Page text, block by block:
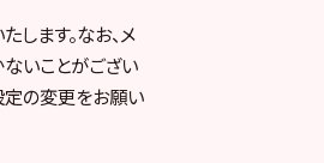
ます。なお、メ
いことがござい
定の変更をお願い